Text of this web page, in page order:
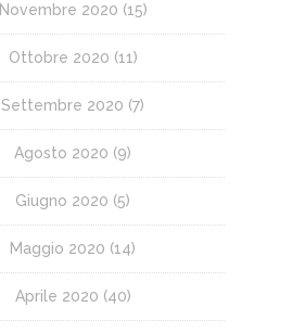
Novembre 2020 (15)
Ottobre 2020 (11)
Settembre 2020 (7)
Agosto 2020 (9)
Giugno 2020 (5)
Maggio 2020 (14)
Aprile 2020 (40)